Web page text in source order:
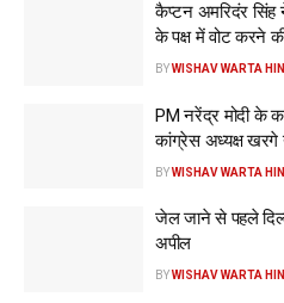
कैप्टन अमरिदंर सिंह
के पक्ष में वोट करने
BYWISHAV WARTA
PM नरेंद्र मोदी के
कांग्रेस अध्यक्ष खरगे
BYWISHAV WARTA
जेल जाने से पहले
अपील
BYWISHAV WARTA